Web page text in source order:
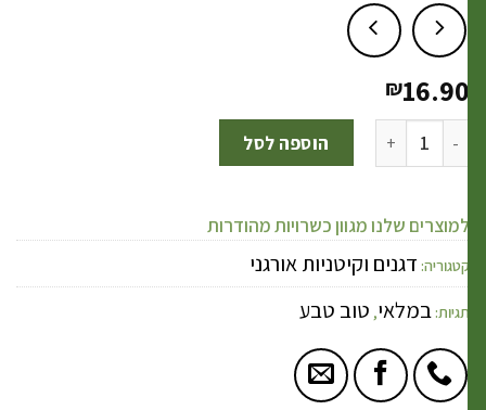
₪
הוספה לסל
שלנו מגוון כשרויות מהודרות
דגנים וקיטניות אורגני
במלאי,טוב טבע